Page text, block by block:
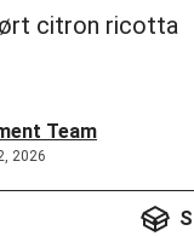
citron ricotta
Team
2026